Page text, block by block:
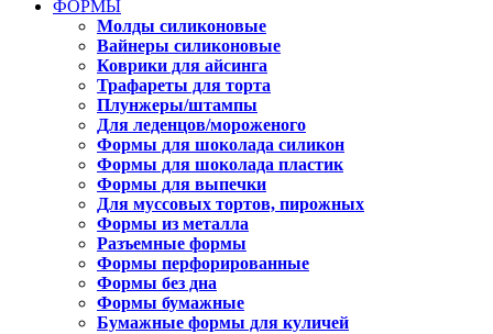
ФОРМЫ
Молды силиконовые
Вайнеры силиконовые
Коврики для айсинга
Трафареты для торта
Плунжеры/штампы
Для леденцов/мороженого
Формы для шоколада силикон
Формы для шоколада пластик
Формы для выпечки
Для муссовых тортов, пирожных
Формы из металла
Разъемные формы
Формы перфорированные
Формы без дна
Формы бумажные
Бумажные формы для куличей